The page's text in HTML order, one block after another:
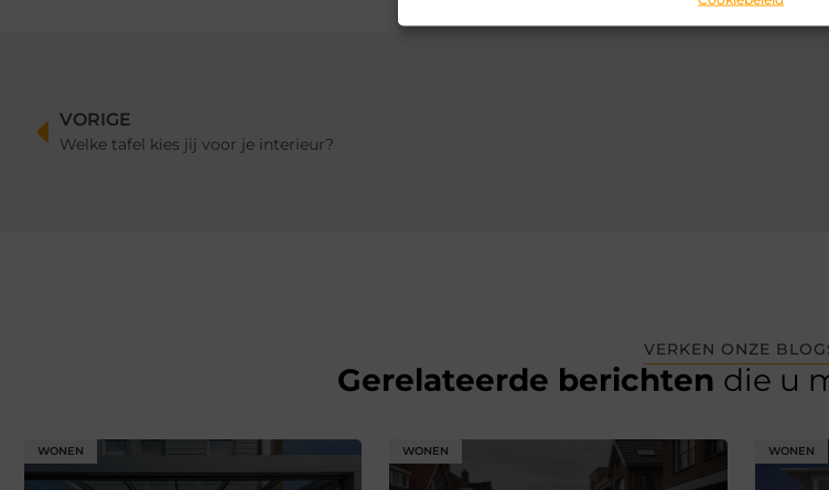
VORIGE
Welke tafel kies jij voor je interieur?
VERKEN ONZE
Gerelateerde berichten die u
WONEN WONEN WONEN